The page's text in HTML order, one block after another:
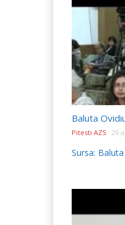
Baluta
Pitesti AZS 29
Sursa: